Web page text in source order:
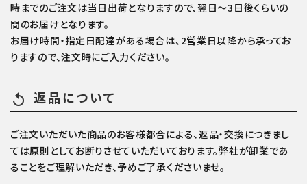
時までのご注文は当日出荷となりますので、翌日～3日後くらいの
間のお届けとなります。
お届け時間・指定日配達がある場合は、2営業日以降から承ってお
りますので、注文時にご入力ください。
replay 返品について
ご注文いただいた商品のお客様都合による、返品・交換につきまし
ては原則としてお断りさせていただいております。弊社が卸業であ
ることをご理解いただき、予めご了承くださいませ。